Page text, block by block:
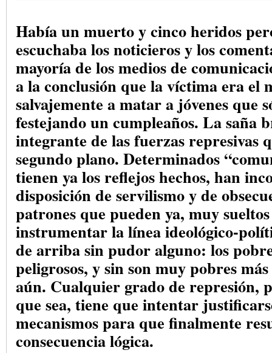
Había un muerto y cinco heridos
escuchaba los noticieros y los
mayoría de los medios de
a la conclusión que la víctima era el
salvajemente a matar a jóvenes que
festejando un cumpleaños. La saña
integrante de las fuerzas represivas
segundo plano. Determinados
tienen ya los reflejos hechos, han
disposición de servilismo y de
patrones que pueden ya, muy
instrumentar la línea ideológico-
de arriba sin pudor alguno: los
peligrosos, y sin son muy pobres
aún. Cualquier grado de represión,
que sea, tiene que intentar
mecanismos para que finalmente
consecuencia lógica.